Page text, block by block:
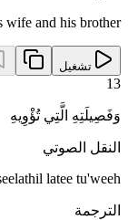
wife and his brother
تشغيل
13
وَفَصِيلَتِهِ الَّتِي تُؤْوِيهِ
النقل الصوتي
latee tu'weeh
الترجمة